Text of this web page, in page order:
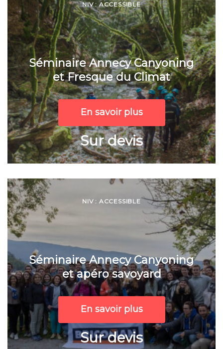
NIV : ACCESSIBLE
Séminaire Annecy Canyoning
et Fresque du Climat
En savoir plus
Sur devis
NIV : ACCESSIBLE
Séminaire Annecy Canyoning
et apéro savoyard
En savoir plus
Sur devis